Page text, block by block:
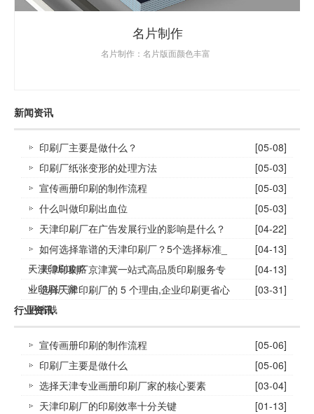
名片制作
名片制作：名片版面颜色丰富
新闻资讯
印刷厂主要是做什么？
[05-08]
印刷厂纸张变形的处理方法
[05-03]
宣传画册印刷的制作流程
[05-03]
什么叫做印刷出血位
[05-03]
天津印刷厂在广告发展行业的影响是什么？
[04-22]
如何选择靠谱的天津印刷厂？5个选择标准_
天津印刷攻略
[04-13]
天津印刷厂京津冀一站式高品质印刷服务专
业印刷厂家
[04-13]
选择天津印刷厂的 5 个理由,企业印刷更省心
更省钱
[03-31]
行业资讯
宣传画册印刷的制作流程
[05-06]
印刷厂主要是做什么
[05-06]
选择天津专业画册印刷厂家的核心要素
[03-04]
天津印刷厂的印刷效率十分关键
[01-13]